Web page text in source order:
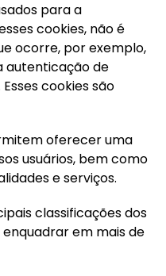
para a
cookies, não é
ocorre, por exemplo,
autenticação de
cookies são
oferecer uma
usuários, bem como
e serviços.
classificações dos
em mais de